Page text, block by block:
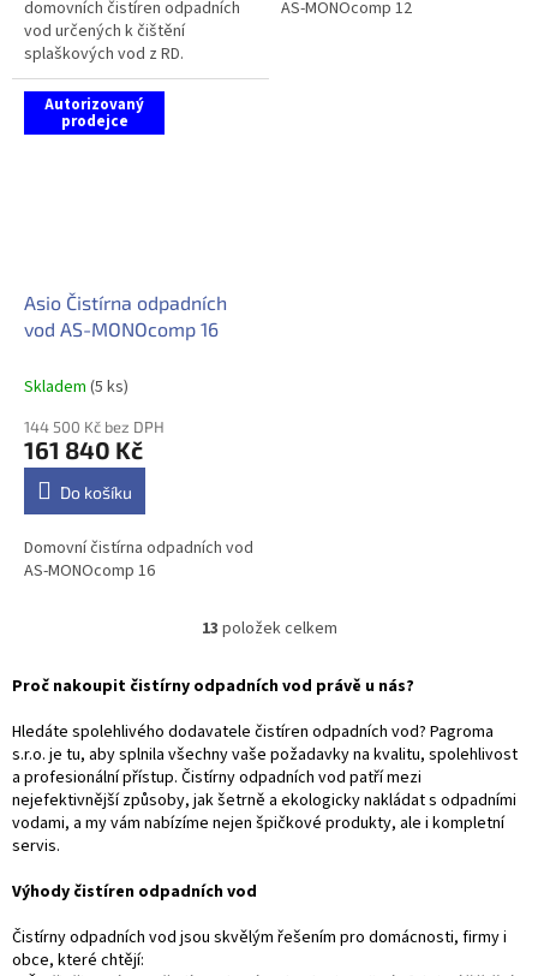
domovních čistíren odpadních
vod určených k čištění
splaškových vod z RD.
Technologické řešení těchto
čistíren je založeno na stabilním
a spolehlivém...
AS-MONOcomp 12
Autorizovaný
prodejce
Asio Čistírna odpadních
vod AS-MONOcomp 16
Skladem (5 ks)
144 500 Kč bez DPH
161 840 Kč
Do košíku
Domovní čistírna odpadních vod
AS-MONOcomp 16
O
l
d
a
c
í
p
v
13 položek celkem
Proč nakoupit čistírny odpadních vod právě u nás?
Hledáte spolehlivého dodavatele čistíren odpadních vod? Pagroma
s.r.o. je tu, aby splnila všechny vaše požadavky na kvalitu, spolehlivost
a profesionální přístup. Čistírny odpadních vod patří mezi
nejefektivnější způsoby, jak šetrně a ekologicky nakládat s odpadními
vodami, a my vám nabízíme nejen špičkové produkty, ale i kompletní
servis.
Výhody čistíren odpadních vod
Čistírny odpadních vod jsou skvělým řešením pro domácnosti, firmy i
obce, které chtějí: